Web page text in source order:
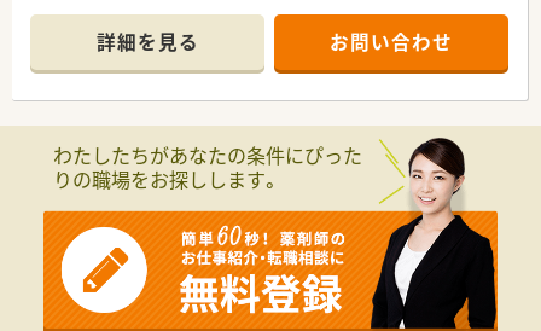
■在宅には積極的に取り組んでおり、三重県では在宅件数トップ
クラスです。
■産休・育休取得率は100％！ほぼ全員が復帰をされており、時短
での勤務者もいらっしゃいます。
詳細を見る お問い合わせ
わたしたちがあなたの条件にぴった
りの職場をお探しします。